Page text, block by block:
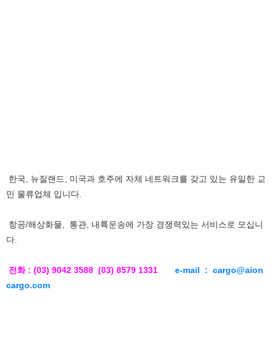
한국, 뉴질랜드, 미국과 호주에 자체 네트워크를 갖고 있는 유일한 교
민 물류업체 입니다.
항공/해상화물, 통관, 내륙운송에 가장 경쟁력있는 서비스로 모십니
다.
전화 : (03) 9042 3588 (03) 8579 1331
e-mail : cargo@aion
cargo.com